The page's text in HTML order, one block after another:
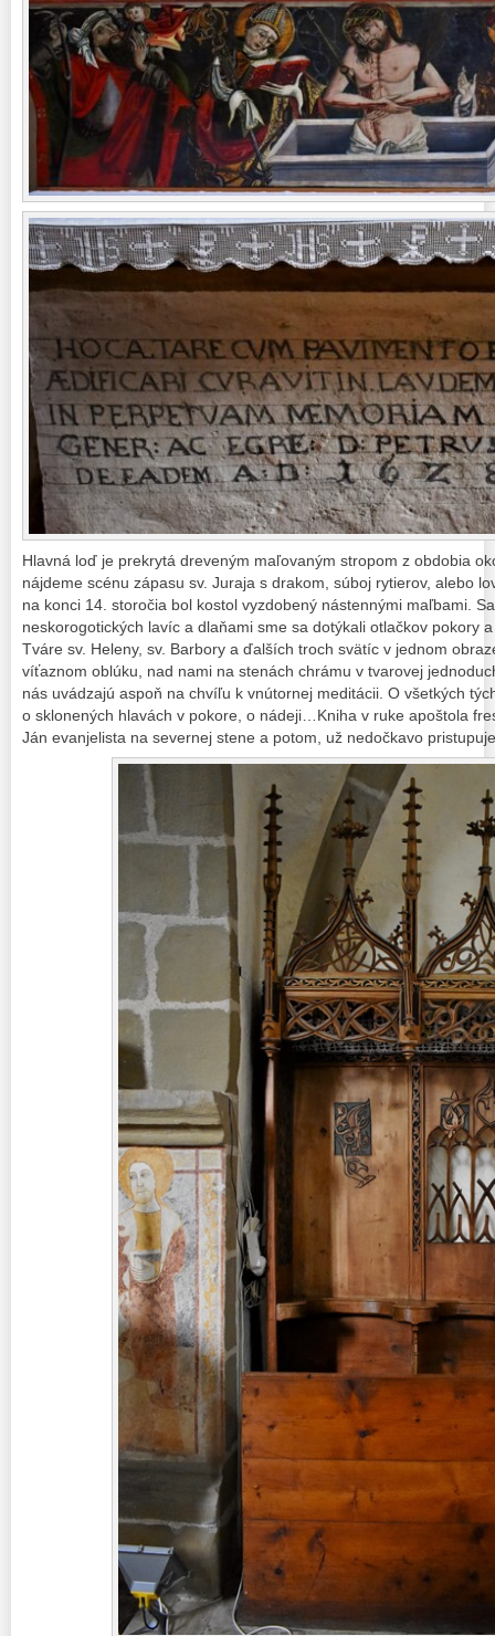
Hlavná loď je prekrytá dreveným maľovaným stropom z obdobia
nájdeme scénu zápasu sv. Juraja s drakom, súboj rytierov, alebo
na konci 14. storočia bol kostol vyzdobený nástennými maľbami.
neskorogotických lavíc a dlaňami sme sa dotýkali otlačkov pokory
Tváre sv. Heleny, sv. Barbory a ďalších troch svätíc v jednom
víťaznom oblúku, nad nami na stenách chrámu v tvarovej
nás uvádzajú aspoň na chvíľu k vnútornej meditácii. O všetkých
o sklonených hlavách v pokore, o nádeji…Kniha v ruke apoštola
Ján evanjelista na severnej stene a potom, už nedočkavo